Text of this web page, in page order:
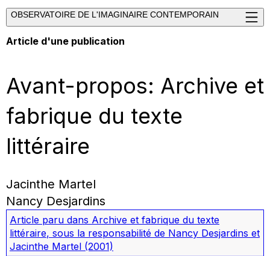
OBSERVATOIRE DE L'IMAGINAIRE CONTEMPORAIN
Article d'une publication
Avant-propos: Archive et
fabrique du texte
littéraire
Jacinthe Martel
Nancy Desjardins
Article paru dans Archive et fabrique du texte
littéraire, sous la responsabilité de Nancy Desjardins et
Jacinthe Martel (2001)